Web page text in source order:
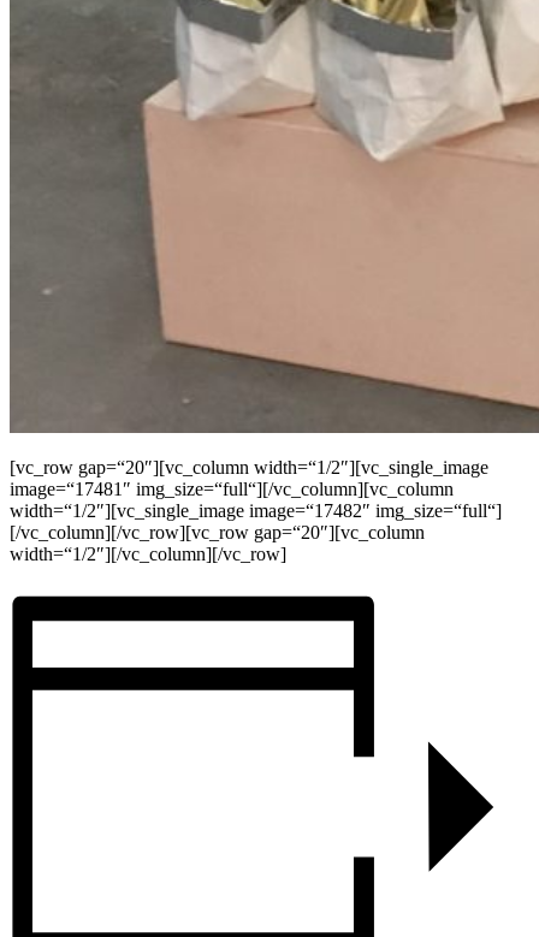
[vc_row gap=“20″][vc_column width=“1/2″][vc_single_image
image=“17481″ img_size=“full“][/vc_column][vc_column
width=“1/2″][vc_single_image image=“17482″ img_size=“full“]
[/vc_column][/vc_row][vc_row gap=“20″][vc_column
width=“1/2″][/vc_column][/vc_row]